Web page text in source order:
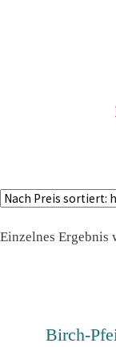
Einzelnes Ergebnis
Birch-